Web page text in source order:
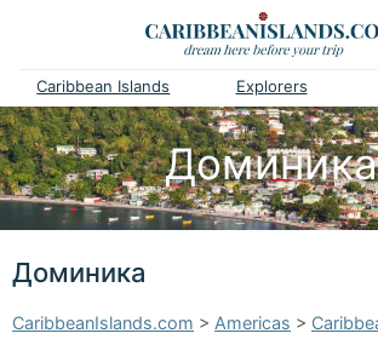
Caribbean Islands Explorers
Доминика
Доминика
CaribbeanIslands.com > Americas >